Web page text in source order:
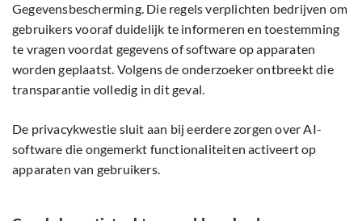
Gegevensbescherming. Die regels verplichten bedrijven om
gebruikers vooraf duidelijk te informeren en toestemming
te vragen voordat gegevens of software op apparaten
worden geplaatst. Volgens de onderzoeker ontbreekt die
transparantie volledig in dit geval.
De privacykwestie sluit aan bij eerdere zorgen over AI-
software die ongemerkt functionaliteiten activeert op
apparaten van gebruikers.